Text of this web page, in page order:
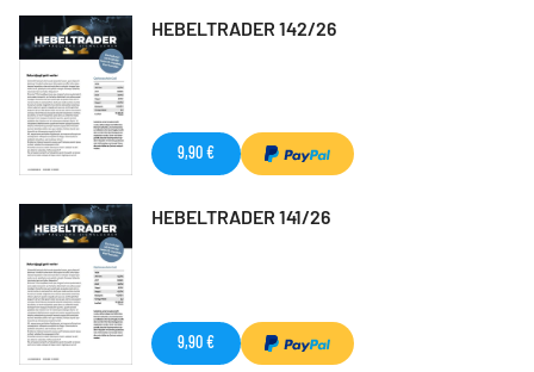
HEBELTRADER 142/26
9,90 €
HEBELTRADER 141/26
9,90 €